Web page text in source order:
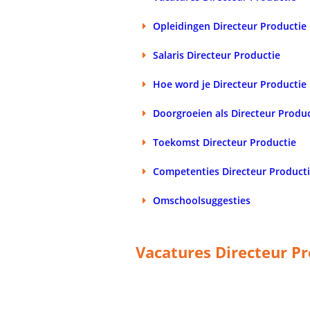
Opleidingen Directeur Productie
Salaris Directeur Productie
Hoe word je Directeur Productie
Doorgroeien als Directeur
Toekomst Directeur Productie
Competenties Directeur
Omschoolsuggesties
Vacatures Directeur